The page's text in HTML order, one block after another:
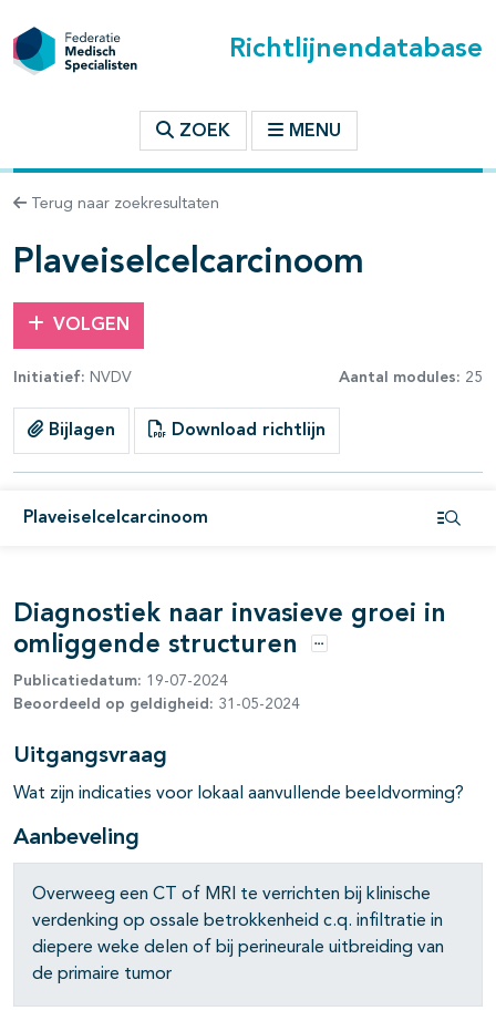
Richtlijnendatabase
ZOEK MENU
Terug naar zoekresultaten
Plaveiselcelcarcinoom
VOLGEN
Initiatief: NVDV Aantal modules: 25
Bijlagen Download richtlijn
Plaveiselcelcarcinoom
binnen deze richtlijn
open- en dichtklappen
Diagnostiek naar invasieve groei in
omliggende structuren
Opties
Publicatiedatum: 19-07-2024
Beoordeeld op geldigheid: 31-05-2024
Uitgangsvraag
Wat zijn indicaties voor lokaal aanvullende beeldvorming?
Aanbeveling
Overweeg een CT of MRI te verrichten bij klinische
verdenking op ossale betrokkenheid c.q. infiltratie in
diepere weke delen of bij perineurale uitbreiding van
de primaire tumor